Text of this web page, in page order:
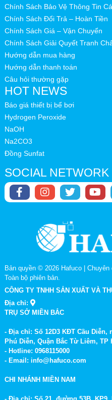
Chính Sách Bảo Vệ Thông Tin
Chính Sách Đổi Trả – Hoàn Tiền
Chính Sách Giá – Vận Chuyển
Chính Sách Giải Quyết Tranh
Hướng dẫn mua hàng
Hướng dẫn thanh toán
Câu hỏi thường gặp
HOT NEWS
Báo giá thiết bị bể bơi
Hydrogen Peroxide
NaOH
Na2CO3
Đồng Sunfat
SOCIAL NETWORK
Bản quyền © 2026 Hafuco |
Toàn bộ phiên bản.
CÔNG TY TNHH SẢN XUẤT VÀ
Địa chỉ:
TRỤ SỞ MIỀN BẮC
- Địa chỉ: Số 12D3 KĐT Cầu Diễn,
Phú Diễn, Quận Bắc Từ Liêm, TP
- Hotline: 0968115000
- Email: info@hafuco.com
CHI NHÁNH MIỀN NAM